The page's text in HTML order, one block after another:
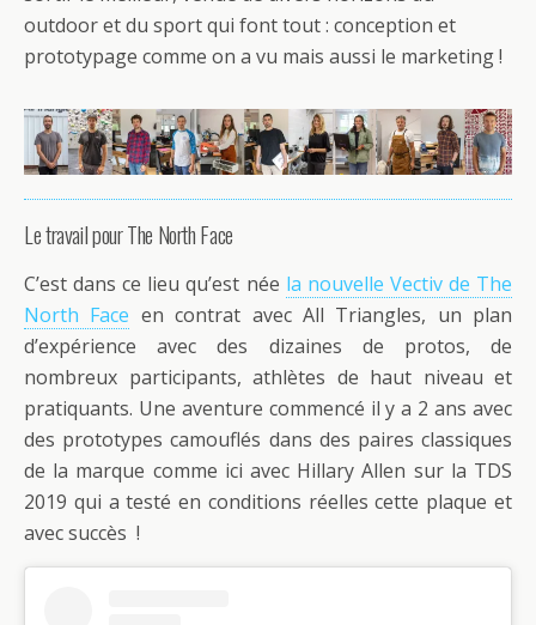
outdoor et du sport qui font tout : conception et
prototypage comme on a vu mais aussi le marketing !
Le travail pour The North Face
C’est dans ce lieu qu’est née la nouvelle Vectiv de The
North Face en contrat avec All Triangles, un plan
d’expérience avec des dizaines de protos, de
nombreux participants, athlètes de haut niveau et
pratiquants. Une aventure commencé il y a 2 ans avec
des prototypes camouflés dans des paires classiques
de la marque comme ici avec Hillary Allen sur la TDS
2019 qui a testé en conditions réelles cette plaque et
avec succès !